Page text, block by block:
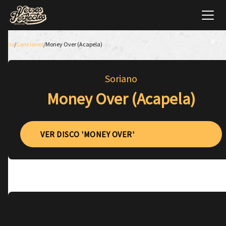
Inicio/Canciones/Money Over (Acapela)
Soriano
Money Over (Acapela)
VER DISCO 'MONEY OVER'